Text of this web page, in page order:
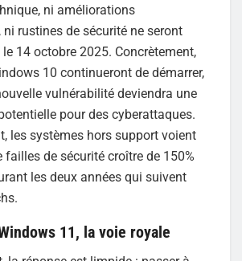
ni améliorations
rustines de sécurité ne seront
14 octobre 2025. Concrètement,
10 continueront de démarrer,
vulnérabilité deviendra une
pour des cyberattaques.
les systèmes hors support voient
failles de sécurité croître de 150%
les deux années qui suivent
11, la voie royale